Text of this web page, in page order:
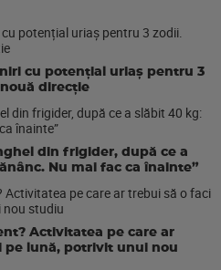
cu potențial uriaș pentru 3
direcție
din frigider, după ce a
Nu mai fac ca înainte”
Activitatea pe care ar
pe lună, potrivit unui nou